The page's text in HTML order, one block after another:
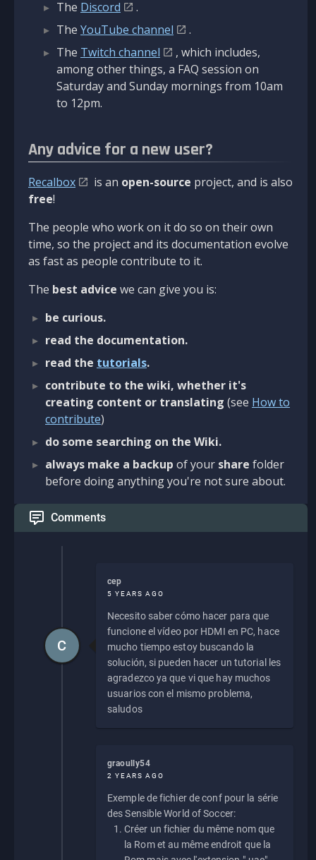
The Discord
.
The YouTube channel
.
The Twitch channel
, which includes,
among other things, a FAQ session on
Saturday and Sunday mornings from 10am
to 12pm.
Any advice for a new user?
Recalbox is an open-source project, and is also
free!
The people who work on it do so on their own
time, so the project and its documentation evolve
as fast as people contribute to it.
The best advice we can give you is:
be curious.
read the documentation.
read the tutorials.
contribute to the wiki, whether it's
creating content or translating (see How to
contribute)
do some searching on the Wiki.
always make a backup of your share folder
before doing anything you're not sure about.
Comments
cep
5 YEARS AGO
Necesito saber cómo hacer para que
funcione el vídeo por HDMI en PC, hace
mucho tiempo estoy buscando la
solución, si pueden hacer un tutorial les
agradezco ya que vi que hay muchos
usuarios con el mismo problema,
saludos
C
graoully54
2 YEARS AGO
Exemple de fichier de conf pour la série
des Sensible World of Soccer:
Créer un fichier du même nom que
la Rom et au même endroit que la